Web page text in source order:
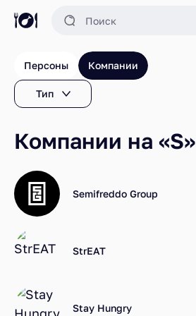
Персоны Компании
Тип
Компании на «S»
Semifreddo Group
StrEAT
Stay Hungry